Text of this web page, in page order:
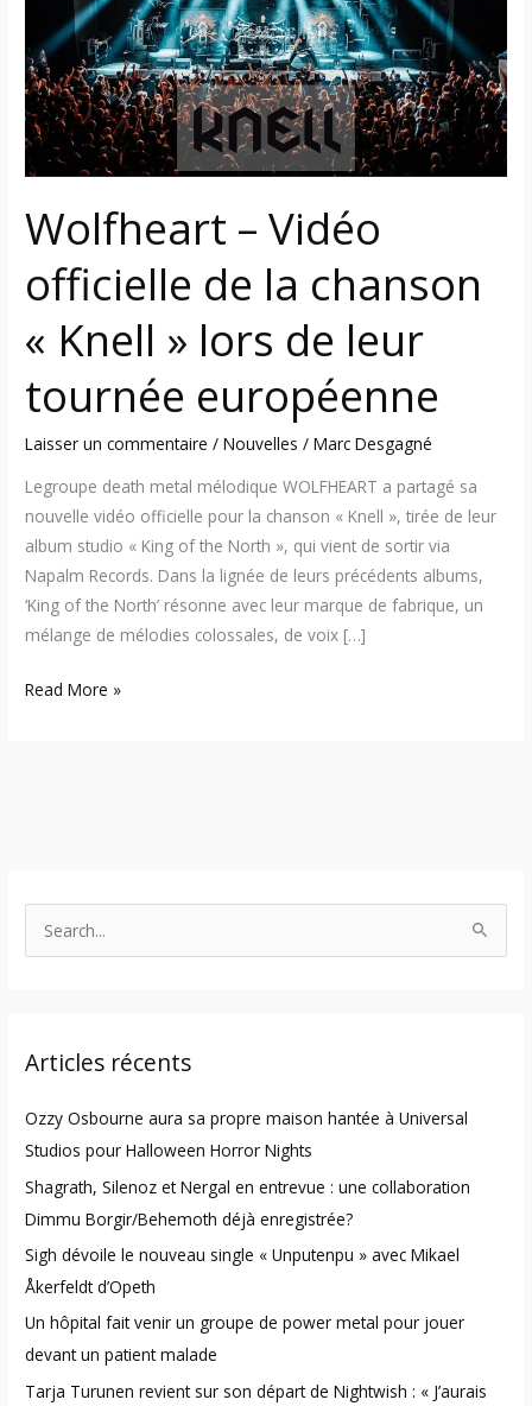
Wolfheart – Vidéo
officielle de la chanson
« Knell » lors de leur
tournée européenne
Laisser un commentaire /Nouvelles /Marc Desgagné
Legroupe death metal mélodique WOLFHEART a partagé sa
nouvelle vidéo officielle pour la chanson « Knell », tirée de leur
album studio « King of the North », qui vient de sortir via
Napalm Records. Dans la lignée de leurs précédents albums,
‘King of the North’ résonne avec leur marque de fabrique, un
mélange de mélodies colossales, de voix […]
officielle
la
chanson
« Knell »
lors
leur
tournée
européenne
Read More »
c
f
o
r
:
Articles récents
Ozzy Osbourne aura sa propre maison hantée à Universal
Studios pour Halloween Horror Nights
Shagrath, Silenoz et Nergal en entrevue : une collaboration
Dimmu Borgir/Behemoth déjà enregistrée?
Sigh dévoile le nouveau single « Unputenpu » avec Mikael
Åkerfeldt d’Opeth
Un hôpital fait venir un groupe de power metal pour jouer
devant un patient malade
Tarja Turunen revient sur son départ de Nightwish : « J’aurais